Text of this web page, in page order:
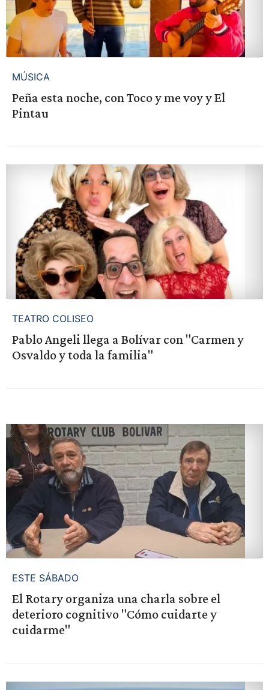
MÚSICA
Peña esta noche, con Toco y me voy y El
Pintau
TEATRO COLISEO
Pablo Angeli llega a Bolívar con "Carmen y
Osvaldo y toda la familia"
ESTE SÁBADO
El Rotary organiza una charla sobre el
deterioro cognitivo "Cómo cuidarte y
cuidarme"